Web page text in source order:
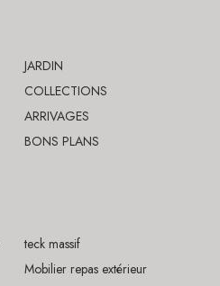
JARDIN
COLLECTIONS
ARRIVAGES
BONS PLANS
teck massif
Mobilier repas extérieur